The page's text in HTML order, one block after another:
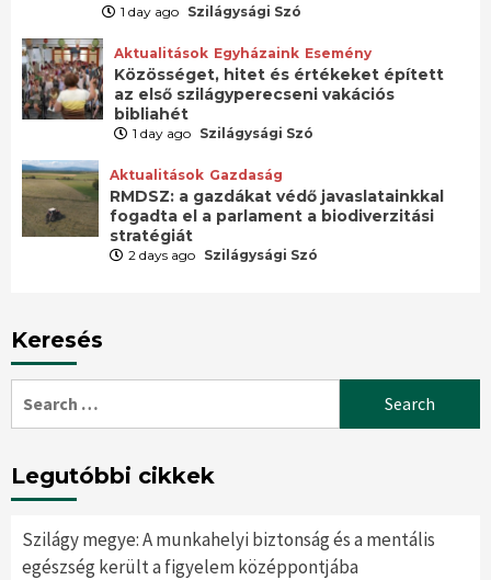
1 day ago Szilágysági Szó
Aktualitások Egyházaink Esemény
Közösséget, hitet és értékeket épített
az első szilágyperecseni vakációs
bibliahét
1 day ago Szilágysági Szó
Aktualitások Gazdaság
RMDSZ: a gazdákat védő javaslatainkkal
fogadta el a parlament a biodiverzitási
stratégiát
2 days ago Szilágysági Szó
Keresés
for:
Legutóbbi cikkek
Szilágy megye: A munkahelyi biztonság és a mentális
egészség került a figyelem középpontjába